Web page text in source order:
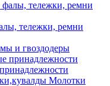
тележки, ремни
и гвоздодеры
Молотки